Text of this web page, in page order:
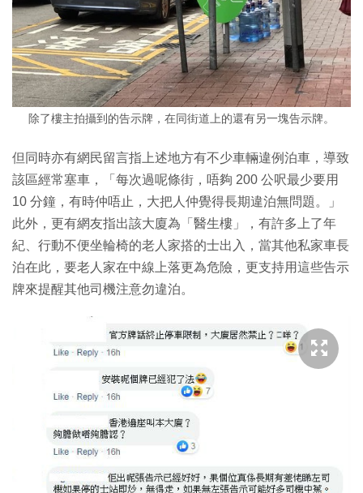
除了樓主拍攝到的告示牌，在同街道上的還有另一塊告示牌。
但同時亦有網民留言指上述地方有不少車輛違例泊車，導致
該區經常塞車，「每次過呢條街，唔夠 200 公呎最少要用
10 分鐘，有時仲唔止，大把人仲覺得長期違泊無問題。」
此外，更有網友指出該大廈為「醫生樓」，有許多上了年
紀、行動不便坐輪椅的老人家搭的士出入，當其他私家車長
泊在此，要老人家在中線上落更為危險，更支持用這些告示
牌來提醒其他司機注意勿違泊。